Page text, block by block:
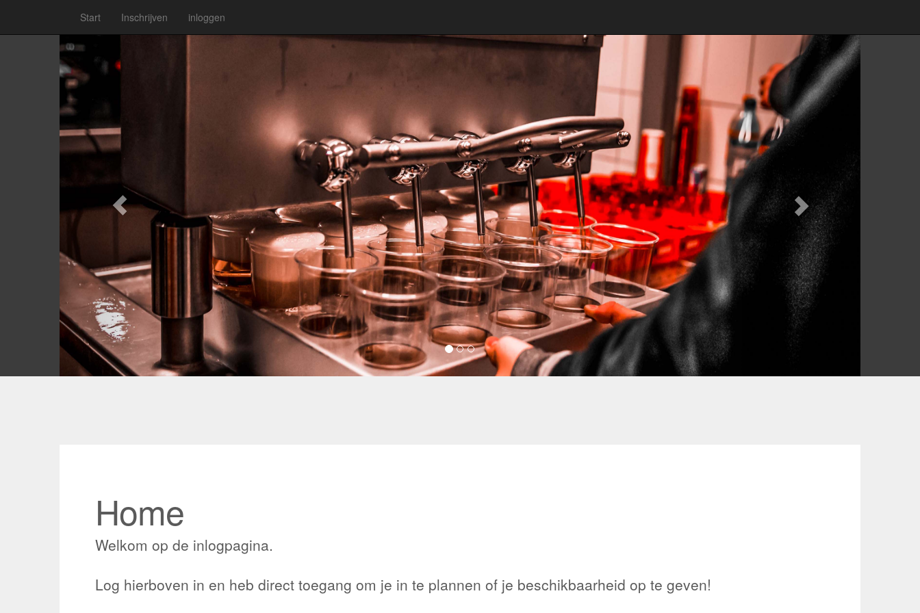
Start Inschrijven inloggen
Home
Welkom op de inlogpagina.
Log hierboven in en heb direct toegang om je in te plannen of je beschikbaarheid op te geven!